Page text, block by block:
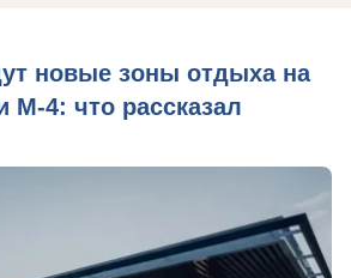
новые зоны отдыха на
М-4: что рассказал